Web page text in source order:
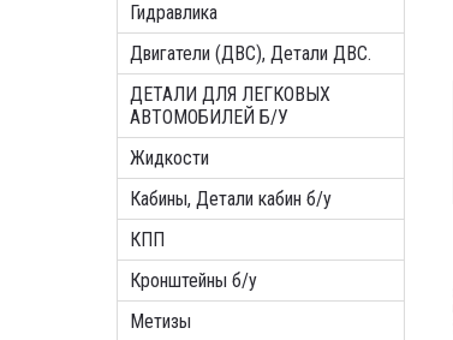
Гидравлика
Двигатели (ДВС), Детали ДВС.
ДЕТАЛИ ДЛЯ ЛЕГКОВЫХ
АВТОМОБИЛЕЙ Б/У
Жидкости
Кабины, Детали кабин б/у
КПП
Кронштейны б/у
Метизы